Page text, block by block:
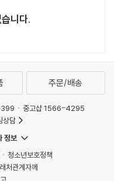
니다.
주문/배송
중고샵 1566-4295
담
정보
청소년보호정책
처관계자께